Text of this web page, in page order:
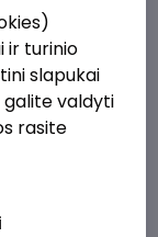
g.)
ir turinio
slapukai
galite valdyti
rasite